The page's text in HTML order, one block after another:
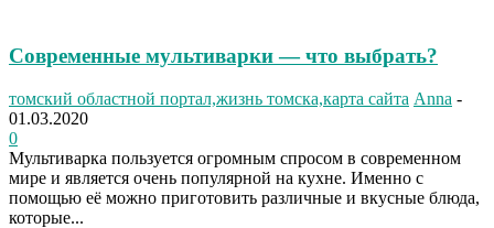
Современные мультиварки — что выбрать?
томский областной портал,жизнь томска,карта сайта Anna -
01.03.2020
0
Мультиварка пользуется огромным спросом в современном
мире и является очень популярной на кухне. Именно с
помощью её можно приготовить различные и вкусные блюда,
которые...